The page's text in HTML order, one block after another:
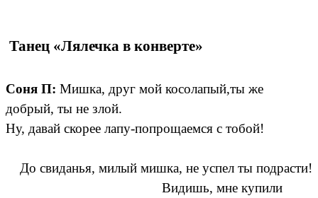
Танец «Лялечка в конверте»
Соня П: Мишка, друг мой косолапый,ты же
добрый, ты не злой.
Ну, давай скорее лапу-попрощаемся с тобой!
До свиданья, милый мишка, не успел ты подрасти!
Видишь, мне купили